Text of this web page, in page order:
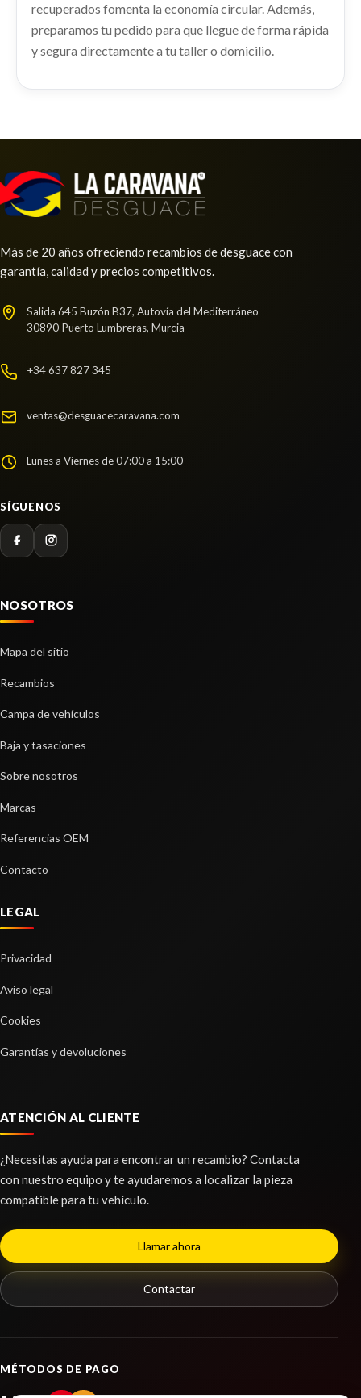
TRANSMISION DELANTERA IZQUIERDA... usado.
Ref: 2257594 OEM: 49500Q0100
HYUNDAI I20 (BC3) TECNO
Ref: 2257565
VOLANTE usado.
HYUNDAI I20 (BC3) TECNO
AMORTIGUADOR TRASERO DERECHO
AMORTIGUADOR TRASERO DERECHO usado.
Ref: 2257557
BRAZO SUSPENSION DELANTERO
usado.
BRAZO SUSPENSION DELANTERO
BRAZO SUSPENSION DELANTERO IZQUIERDO
HYUNDAI I20 (BC3) TECNO
Consultar
recuperados fomenta la economía circular. Además,
preparamos tu pedido para que llegue de forma rápida
y segura directamente a tu taller o domicilio.
Más de 20 años ofreciendo recambios de desguace con
garantía, calidad y precios competitivos.
Salida 645 Buzón B37, Autovía del Mediterráneo
30890 Puerto Lumbreras, Murcia
+34 637 827 345
ventas@desguacecaravana.com
Lunes a Viernes de 07:00 a 15:00
SÍGUENOS
NOSOTROS
Mapa del sitio
Recambios
Campa de vehículos
Baja y tasaciones
Sobre nosotros
Marcas
Referencias OEM
Contacto
LEGAL
Privacidad
Aviso legal
Cookies
Garantías y devoluciones
ATENCIÓN AL CLIENTE
¿Necesitas ayuda para encontrar un recambio? Contacta
con nuestro equipo y te ayudaremos a localizar la pieza
compatible para tu vehículo.
Llamar ahora
Contactar
MÉTODOS DE PAGO